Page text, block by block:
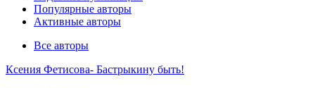
Популярные авторы
Активные авторы
Все авторы
Ксения Фетисова- Бастрыкину быть!